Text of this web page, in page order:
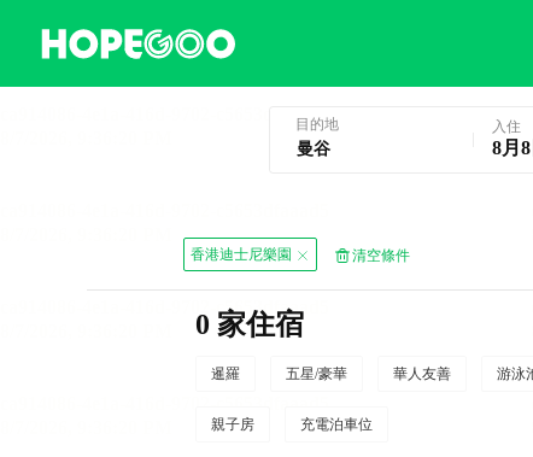
目的地 入住
8月
香港迪士尼樂園 清空條件
0 家住宿
暹羅 五星/豪華 華人友善 游泳
親子房 充電泊車位